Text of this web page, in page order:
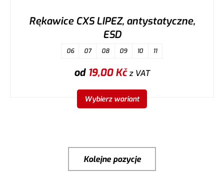
Rękawice CXS LIPEZ, antystatyczne,
ESD
06 07 08 09 10 11
od 19,00Kčz VAT
Wybierz wariant
Kolejne pozycje